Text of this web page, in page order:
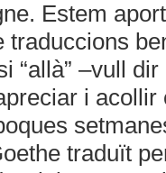
Estem
traduccions
“allà” –vull
i
traduït